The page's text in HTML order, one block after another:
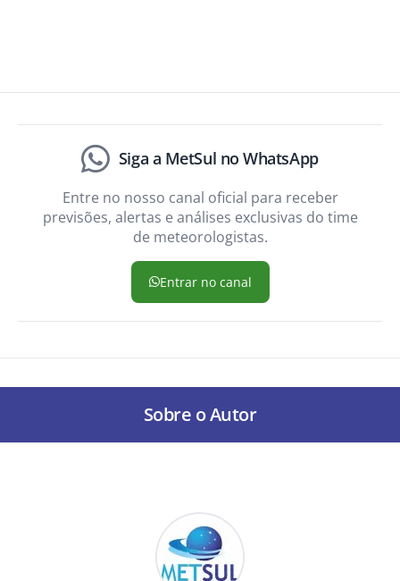
Siga a MetSul no WhatsApp
Entre no nosso canal oficial para receber
previsões, alertas e análises exclusivas do time
de meteorologistas.
Entrar no canal
Sobre o Autor